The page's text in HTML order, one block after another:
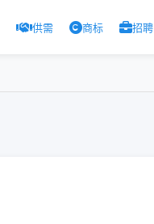
供需 商标 招聘